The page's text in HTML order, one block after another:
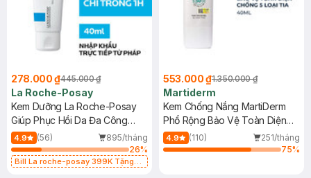
278.000 ₫445.000 ₫
La Roche-Posay
Kem Dưỡng La Roche-Posay
Giúp Phục Hồi Da Đa Công
Dụng 40ml
4.9 (56)
895/tháng
26%
Bill La roche-posay 399K Tặng
553.000 ₫1.350.000 ₫
Martiderm
Kem Chống Nắng MartiDerm
Phổ Rộng Bảo Vệ Toàn Diện
40ml
4.9 (110)
251/tháng
75%